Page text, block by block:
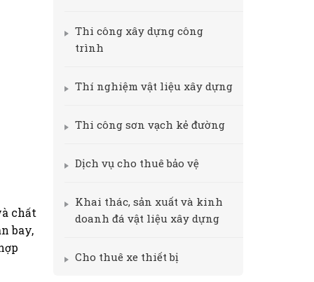
chất
bay,
Thi công xây dựng công
trình
Thí nghiệm vật liệu xây dựng
Thi công sơn vạch kẻ đường
Dịch vụ cho thuê bảo vệ
Khai thác, sản xuất và kinh
doanh đá vật liệu xây dựng
Cho thuê xe thiết bị